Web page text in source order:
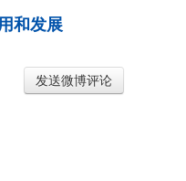
和发展
发送微博评论